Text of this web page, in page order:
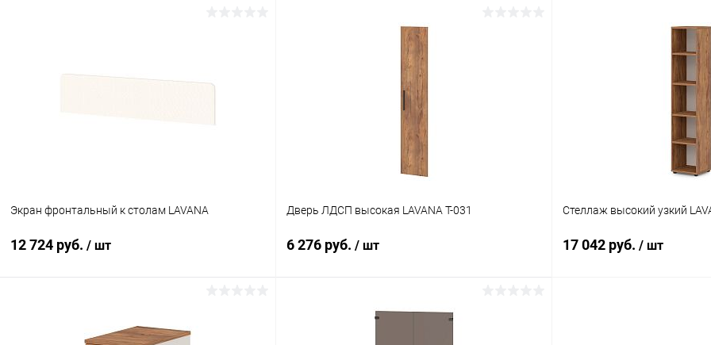
Купить в 1 клик
В корзину В
Экран фронтальный к столам LAVANA
12 724 руб. / шт
Дверь ЛДСП высокая LAVANA T-031
6 276 руб. / шт
В корзину
Стеллаж высокий узкий
17 042 руб. / шт